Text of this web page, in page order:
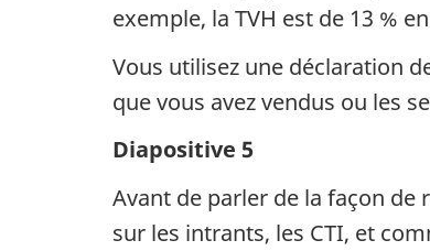
exemple, la TVH est de 13 %
Vous utilisez une déclaration
que vous avez vendus ou les
Diapositive 5
Avant de parler de la façon de
sur les intrants, les CTI, et